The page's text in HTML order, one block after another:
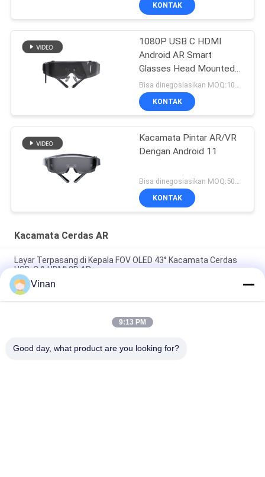
KONTAK
1080P USB C HDMI
Android AR Smart
Glasses Head Mounted
Display WIFI & Bluetooth
KONTAK
Kacamata Pintar AR/VR
Dengan Android 11
KONTAK
Kacamata Cerdas AR
Layar Terpasang di Kepala FOV OLED 43° Kacamata Cerdas
USB-C & HDMI 3D AR
1080P OLED 43° FOV 1800 Nits AR Smart Glasses 0~-600°
Dioptor HMD 3D Glasses Dengan USB-C
2000 Nits OLED 1920 * 1080 * 2 Kacamata Augmented Reality
Vinan
9:13 PM
Good day, what product are you looking for?